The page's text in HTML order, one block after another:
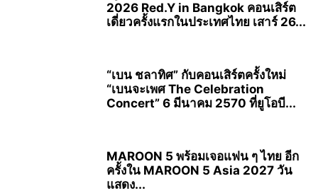
2026 Red.Y in Bangkok คอนเสิร์ต
เดี่ยวครั้งแรกในประเทศไทย เสาร์ 26...
“เบน ชลาทิศ” กับคอนเสิร์ตครั้งใหม่
“เบนจะเพศ The Celebration
Concert” 6 มีนาคม 2570 ที่ยูโอบี...
MAROON 5 พร้อมเจอแฟน ๆ ไทย อีก
ครั้งใน MAROON 5 Asia 2027 วัน
แสดง...